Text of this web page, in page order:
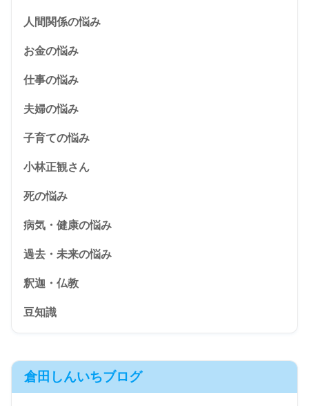
人間関係の悩み
お金の悩み
仕事の悩み
夫婦の悩み
子育ての悩み
小林正観さん
死の悩み
病気・健康の悩み
過去・未来の悩み
釈迦・仏教
豆知識
倉田しんいちブログ